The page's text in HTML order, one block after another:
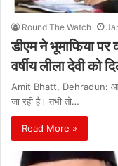
Round The Watch
डीएम ने भूमाफिया
वर्षीय लीला देवी को
Amit Bhatt, Dehradun: आज
जा रही है। तभी तो…
Read More »